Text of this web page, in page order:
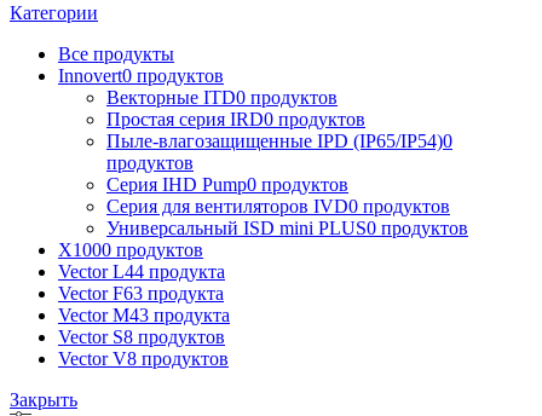
Категории
Все продукты
Innovert0 продуктов
Векторные ITD0 продуктов
Простая серия IRD0 продуктов
Пыле-влагозащищенные IPD (IP65/IP54)0
продуктов
Серия IHD Pump0 продуктов
Серия для вентиляторов IVD0 продуктов
Универсальный ISD mini PLUS0 продуктов
X1000 продуктов
Vector L44 продукта
Vector F63 продукта
Vector M43 продукта
Vector S8 продуктов
Vector V8 продуктов
Закрыть